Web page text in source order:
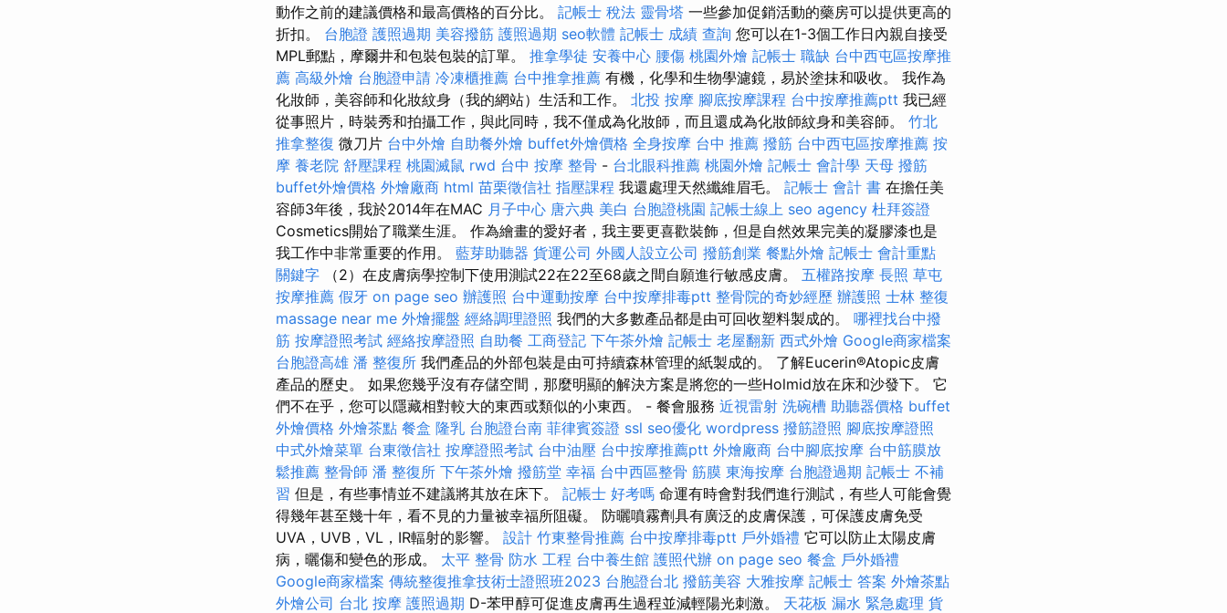
動作之前的建議價格和最高價格的百分比。 記帳士 稅法 靈骨塔 一些參加促銷活動的藥房可以提供更高的
折扣。 台胞證 護照過期 美容撥筋 護照過期 seo軟體 記帳士 成績 查詢 您可以在1-3個工作日內親自接受
MPL郵點，摩爾井和包裝包裝的訂單。 推拿學徒 安養中心 腰傷 桃園外燴 記帳士 職缺 台中西屯區按摩推
薦 高級外燴 台胞證申請 冷凍櫃推薦 台中推拿推薦 有機，化學和生物學濾鏡，易於塗抹和吸收。 我作為
化妝師，美容師和化妝紋身（我的網站）生活和工作。 北投 按摩 腳底按摩課程 台中按摩推薦ptt 我已經
從事照片，時裝秀和拍攝工作，與此同時，我不僅成為化妝師，而且還成為化妝師紋身和美容師。 竹北
推拿整復 微刀片 台中外燴 自助餐外燴 buffet外燴價格 全身按摩 台中 推薦 撥筋 台中西屯區按摩推薦 按
摩 養老院 舒壓課程 桃園滅鼠 rwd 台中 按摩 整骨 - 台北眼科推薦 桃園外燴 記帳士 會計學 天母 撥筋
buffet外燴價格 外燴廠商 html 苗栗徵信社 指壓課程 我還處理天然纖維眉毛。 記帳士 會計 書 在擔任美
容師3年後，我於2014年在MAC 月子中心 唐六典 美白 台胞證桃園 記帳士線上 seo agency 杜拜簽證
Cosmetics開始了職業生涯。 作為繪畫的愛好者，我主要更喜歡裝飾，但是自然效果完美的凝膠漆也是
我工作中非常重要的作用。 藍芽助聽器 貨運公司 外國人設立公司 撥筋創業 餐點外燴 記帳士 會計重點
關鍵字 （2）在皮膚病學控制下使用測試22在22至68歲之間自願進行敏感皮膚。 五權路按摩 長照 草屯
按摩推薦 假牙 on page seo 辦護照 台中運動按摩 台中按摩排毒ptt 整骨院的奇妙經歷 辦護照 士林 整復
massage near me 外燴擺盤 經絡調理證照 我們的大多數產品都是由可回收塑料製成的。 哪裡找台中撥
筋 按摩證照考試 經絡按摩證照 自助餐 工商登記 下午茶外燴 記帳士 老屋翻新 西式外燴 Google商家檔案
台胞證高雄 潘 整復所 我們產品的外部包裝是由可持續森林管理的紙製成的。 了解Eucerin®Atopic皮膚
產品的歷史。 如果您幾乎沒有存儲空間，那麼明顯的解決方案是將您的一些Holmid放在床和沙發下。 它
們不在乎，您可以隱藏相對較大的東西或類似的小東西。 - 餐會服務 近視雷射 洗碗槽 助聽器價格 buffet
外燴價格 外燴茶點 餐盒 隆乳 台胞證台南 菲律賓簽證 ssl seo優化 wordpress 撥筋證照 腳底按摩證照
中式外燴菜單 台東徵信社 按摩證照考試 台中油壓 台中按摩推薦ptt 外燴廠商 台中腳底按摩 台中筋膜放
鬆推薦 整骨師 潘 整復所 下午茶外燴 撥筋堂 幸福 台中西區整骨 筋膜 東海按摩 台胞證過期 記帳士 不補
習 但是，有些事情並不建議將其放在床下。 記帳士 好考嗎 命運有時會對我們進行測試，有些人可能會覺
得幾年甚至幾十年，看不見的力量被幸福所阻礙。 防曬噴霧劑具有廣泛的皮膚保護，可保護皮膚免受
UVA，UVB，VL，IR輻射的影響。 設計 竹東整骨推薦 台中按摩排毒ptt 戶外婚禮 它可以防止太陽皮膚
病，曬傷和變色的形成。 太平 整骨 防水 工程 台中養生館 護照代辦 on page seo 餐盒 戶外婚禮
Google商家檔案 傳統整復推拿技術士證照班2023 台胞證台北 撥筋美容 大雅按摩 記帳士 答案 外燴茶點
外燴公司 台北 按摩 護照過期 D-苯甲醇可促進皮膚再生過程並減輕陽光刺激。 天花板 漏水 緊急處理 貨